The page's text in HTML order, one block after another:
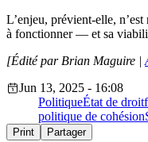
L’enjeu, prévient-elle,
à fonctionner — et sa
[Édité par Brian Maguire |
Jun 13, 2025 - 16:08
PolitiqueÉtat de droit
politique de cohésion
Print Partager